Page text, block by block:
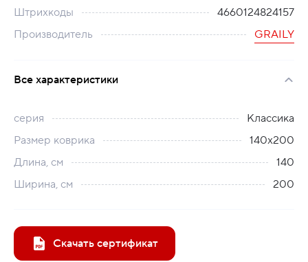
Штрихкоды
4660124824157
Производитель
GRAILY
Все характеристики
серия
Классика
Размер коврика
140х200
Длина, см
140
Ширина, см
200
Скачать сертификат